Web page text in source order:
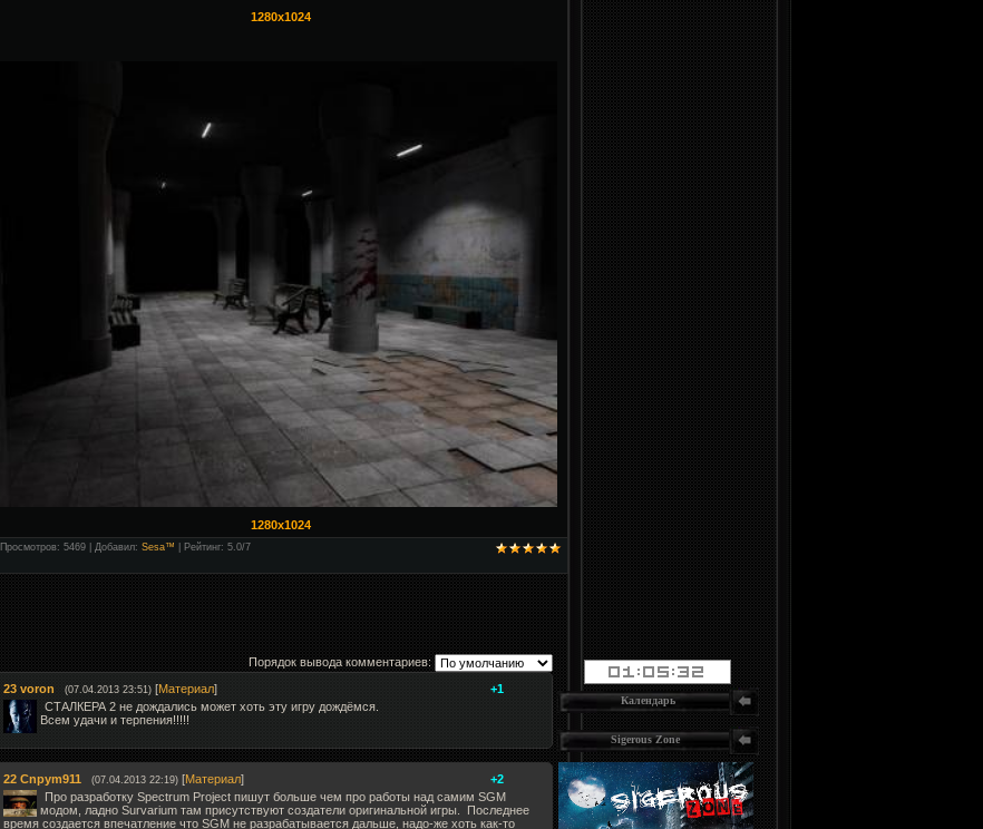
1280x1024
1280x1024
Просмотров: 5469 | Добавил: Sesa™ | Рейтинг: 5.0/7
Порядок вывода комментариев:
+1
23 voron (07.04.2013 23:51) [Материал]
СТАЛКЕРА 2 не дождались может хоть эту игру дождёмся.
Всем удачи и терпения!!!!!
+2
22 Cnpym911 (07.04.2013 22:19) [Материал]
Про разработку Spectrum Project пишут больше чем про работы над самим SGM
модом, ладно Survarium там присутствуют создатели оригинальной игры. Последнее
время создается впечатление что SGM не разрабатывается дальше, надо-же хоть как-то
Календарь
Sigerous Zone